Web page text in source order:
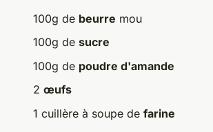
100g de beurre mou
100g de sucre
100g de poudre d'amande
2 œufs
1 cuillère à soupe de farine